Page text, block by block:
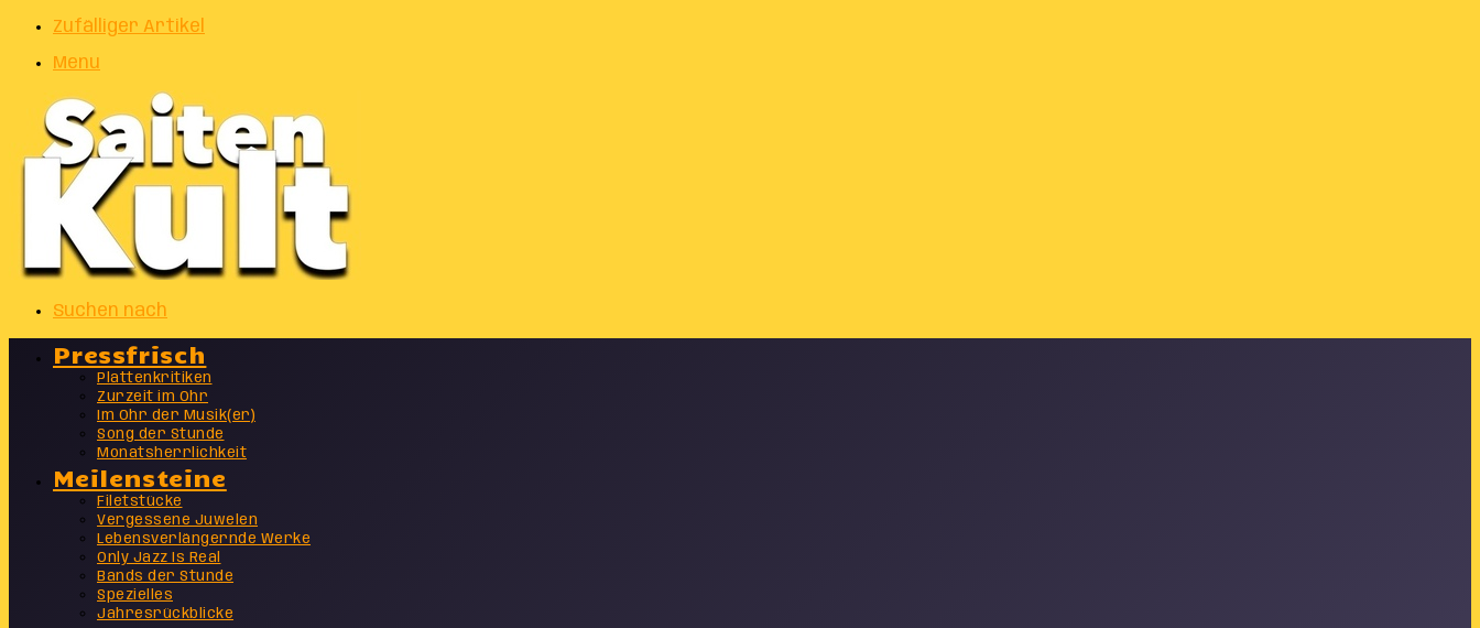
Zufälliger Artikel
Menu
Suchen nach
Pressfrisch
Plattenkritiken
Zurzeit im Ohr
Im Ohr der Musik(er)
Song der Stunde
Monatsherrlichkeit
Meilensteine
Filetstücke
Vergessene Juwelen
Lebensverlängernde Werke
Only Jazz Is Real
Bands der Stunde
Spezielles
Jahresrückblicke